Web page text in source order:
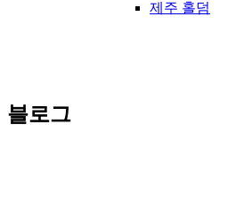
제주 홀덤
블로그